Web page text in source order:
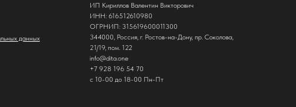
данных
ИП Кириллов Валентин Викторович
ИНН: 616512610980
ОГРНИП: 315619600011300
344000, Россия, г. Ростов-на-Дону, пр. Соколова,
21/19, пом. 122
info@dita.one
+7 928 196 54 70
c 10-00 до 18-00 Пн-Пт